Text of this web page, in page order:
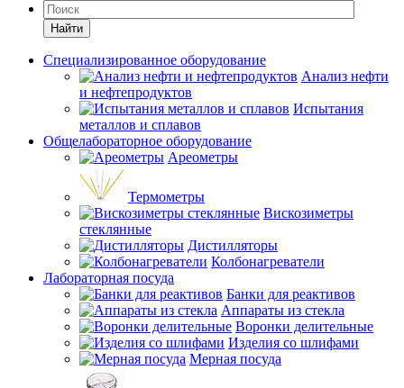
Найти
Специализированное оборудование
Анализ нефти
и нефтепродуктов
Испытания
металлов и сплавов
Общелабораторное оборудование
Ареометры
Термометры
Вискозиметры
стеклянные
Дистилляторы
Колбонагреватели
Лабораторная посуда
Банки для реактивов
Аппараты из стекла
Воронки делительные
Изделия со шлифами
Мерная посуда